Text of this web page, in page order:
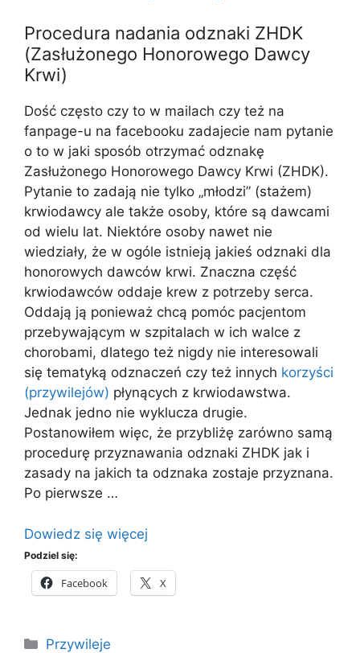
Procedura nadania odznaki ZHDK
(Zasłużonego Honorowego Dawcy
Krwi)
Dość często czy to w mailach czy też na
fanpage-u na facebooku zadajecie nam pytanie
o to w jaki sposób otrzymać odznakę
Zasłużonego Honorowego Dawcy Krwi (ZHDK).
Pytanie to zadają nie tylko „młodzi” (stażem)
krwiodawcy ale także osoby, które są dawcami
od wielu lat. Niektóre osoby nawet nie
wiedziały, że w ogóle istnieją jakieś odznaki dla
honorowych dawców krwi. Znaczna część
krwiodawców oddaje krew z potrzeby serca.
Oddają ją ponieważ chcą pomóc pacjentom
przebywającym w szpitalach w ich walce z
chorobami, dlatego też nigdy nie interesowali
się tematyką odznaczeń czy też innych korzyści
(przywilejów) płynących z krwiodawstwa.
Jednak jedno nie wyklucza drugie.
Postanowiłem więc, że przybliżę zarówno samą
procedurę przyznawania odznaki ZHDK jak i
zasady na jakich ta odznaka zostaje przyznana.
Po pierwsze …
Dowiedz się więcej
Podziel się:
Facebook X
Kategorie
Przywileje